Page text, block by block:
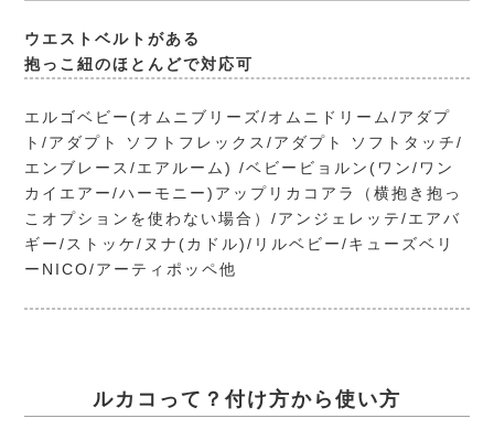
ウエストベルトがある
抱っこ紐のほとんどで対応可
エルゴベビー(オムニブリーズ/オムニドリーム/アダプ
ト/アダプト ソフトフレックス/アダプト ソフトタッチ/
エンブレース/エアルーム) /ベビービョルン(ワン/ワン
カイエアー/ハーモニー)アップリカコアラ（横抱き抱っ
こオプションを使わない場合）/アンジェレッテ/エアバ
ギー/ストッケ/ヌナ(カドル)/リルベビー/キューズベリ
ーNICO/アーティポッペ他
ルカコって？付け方から使い方